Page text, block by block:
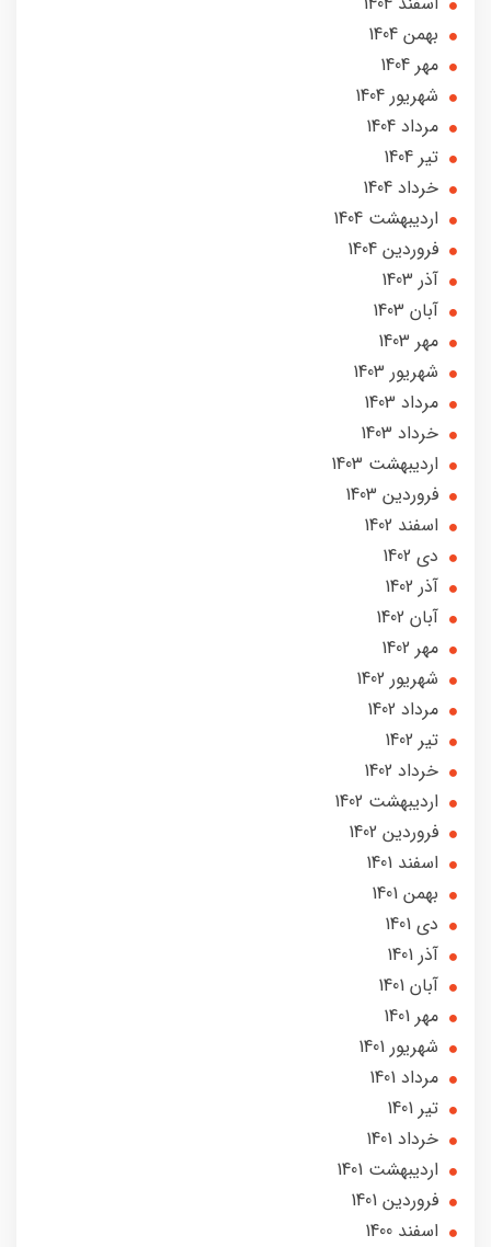
بهمن 1404
مهر 1404
شهریور 1404
مرداد 1404
تير 1404
خرداد 1404
ارديبهشت 1404
فروردین 1404
آذر 1403
آبان 1403
مهر 1403
شهریور 1403
مرداد 1403
خرداد 1403
ارديبهشت 1403
فروردین 1403
اسفند 1402
دی 1402
آذر 1402
آبان 1402
مهر 1402
شهریور 1402
مرداد 1402
تير 1402
خرداد 1402
ارديبهشت 1402
فروردین 1402
اسفند 1401
بهمن 1401
دی 1401
آذر 1401
آبان 1401
مهر 1401
شهریور 1401
مرداد 1401
تير 1401
خرداد 1401
ارديبهشت 1401
فروردین 1401
اسفند 1400